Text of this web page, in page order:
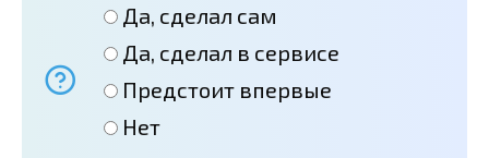
Да, сделал сам
Да, сделал в сервисе
Предстоит впервые
Нет